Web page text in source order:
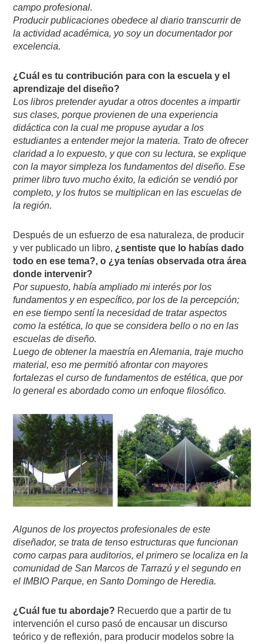
campo profesional.
Producir publicaciones obedece al diario transcurrir de
la actividad académica, yo soy un documentador por
excelencia.
¿Cuál es tu contribución para con la escuela y el
aprendizaje del diseño?
Los libros pretender ayudar a otros docentes a impartir
sus clases, porque provienen de una experiencia
didáctica con la cual me propuse ayudar a los
estudiantes a entender mejor la materia. Trato de ofrecer
claridad a lo expuesto, y que con su lectura, se explique
con la mayor simpleza los fundamentos del diseño. Ese
primer libro tuvo mucho éxito, la edición se vendió por
completo, y los frutos se multiplican en las escuelas de
la región.
Después de un esfuerzo de esa naturaleza, de producir
y ver publicado un libro, ¿sentiste que lo habías dado
todo en ese tema?, o ¿ya tenías observada otra área
donde intervenir?
Por supuesto, había ampliado mi interés por los
fundamentos y en específico, por los de la percepción;
en ese tiempo sentí la necesidad de tratar aspectos
como la estética, lo que se considera bello o no en las
escuelas de diseño.
Luego de obtener la maestría en Alemania, traje mucho
material, eso me permitió afrontar con mayores
fortalezas el curso de fundamentos de estética, que por
lo general es abordado como un enfoque filosófico.
Algunos de los proyectos profesionales de este
diseñador, se trata de tenso estructuras que funcionan
como carpas para auditorios, el primero se localiza en la
comunidad de San Marcos de Tarrazú y el segundo en
el IMBIO Parque, en Santo Domingo de Heredia.
¿Cuál fue tu abordaje? Recuerdo que a partir de tu
intervención el curso pasó de encausar un discurso
teórico y de reflexión, para producir modelos sobre la